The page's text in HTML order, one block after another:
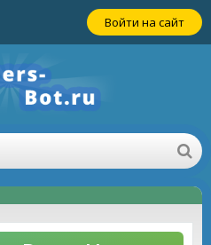
Войти на сайт